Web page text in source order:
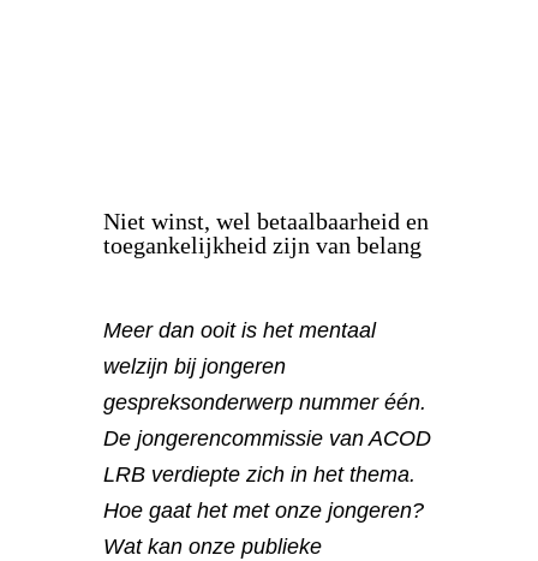
Niet winst, wel betaalbaarheid en
toegankelijkheid zijn van belang
Meer dan ooit is het mentaal
welzijn bij jongeren
gespreksonderwerp nummer één.
De jongerencommissie van ACOD
LRB verdiepte zich in het thema.
Hoe gaat het met onze jongeren?
Wat kan onze publieke